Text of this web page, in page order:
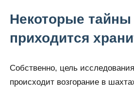
Некоторые тайны
приходится
Собственно, цель
происходит возгорание в